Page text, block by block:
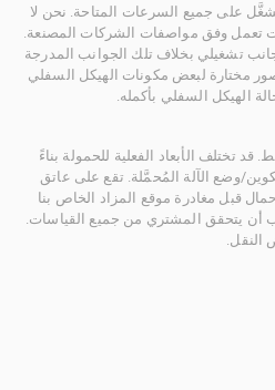
على جميع السرعات المتاحة. نحن لا
تعمل وفق مواصفات الشركات المصنعة.
تشغيلي بخلاف تلك الجوانب المدرجة
مختارة لبعض مكونات الهيكل السفلي
الهيكل السفلي بأكمله.
تختلف الأبعاد الفعلية للحمولة بناءً
وضع الآلة المُحمَّلة. تقع على عاتق
قبل مغادرة موقع المزاد الخاص بنا
أن يتحقق المشتري من جميع القياسات.
النقل.